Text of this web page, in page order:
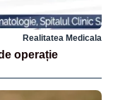
Realitatea Medicala
operație